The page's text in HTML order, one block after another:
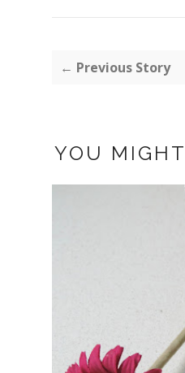
← Previous Story
YOU